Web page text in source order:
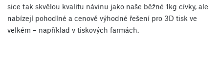
sice tak skvělou kvalitu návinu jako naše běžné 1kg cívky, ale
nabízejí pohodlné a cenově výhodné řešení pro 3D tisk ve
velkém – například v tiskových farmách.